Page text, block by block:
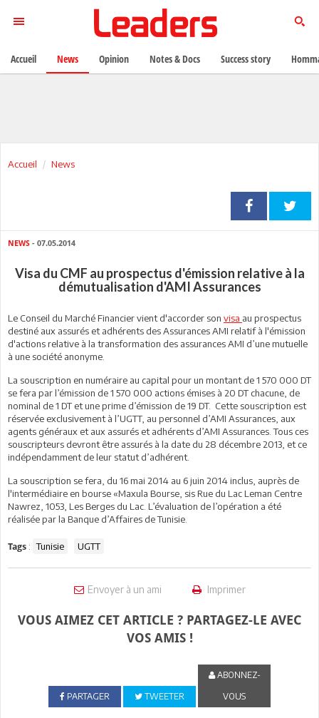
Accueil News
NEWS - 07.05.2014
Visa du CMF au prospectus d'émission relative à la
démutualisation d'AMI Assurances
Le Conseil du Marché Financier vient d'accorder son visa au prospectus
destiné aux assurés et adhérents des Assurances AMI relatif à l'émission
d'actions relative à la transformation des assurances AMI d’une mutuelle
à une société anonyme.
La souscription en numéraire au capital pour un montant de 1 570 000 DT
se fera par l’émission de 1 570 000 actions émises à 20 DT chacune, de
nominal de 1 DT et une prime d’émission de 19 DT. Cette souscription est
réservée exclusivement à l’UGTT, au personnel d’AMI Assurances, aux
agents généraux et aux assurés et adhérents d’AMI Assurances. Tous ces
souscripteurs devront être assurés à la date du 28 décembre 2013, et ce
indépendamment de leur statut d’adhérent.
La souscription se fera, du 16 mai 2014 au 6 juin 2014 inclus, auprès de
l'intermédiaire en bourse «Maxula Bourse, sis Rue du Lac Leman Centre
Nawrez, 1053, Les Berges du Lac. L’évaluation de l’opération a été
réalisée par la Banque d’Affaires de Tunisie.
Tags : Tunisie UGTT
Envoyer à un ami Imprimer
VOUS AIMEZ CET ARTICLE ? PARTAGEZ-LE AVEC
VOS AMIS !
PARTAGER TWEETER
ABONNEZ-
VOUS
Accueil News Opinion Notes & Docs Success story